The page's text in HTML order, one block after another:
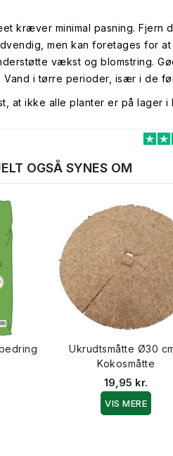
kræver minimal pasning. Fjern
men kan foretages for
vækst og blomstring.
i tørre perioder, især i de
at ikke alle planter er på lager i
OGSÅ SYNES OM
Ukrudtsmåtte Ø30
Kokosmåtte
19,95 kr.
VIS MERE